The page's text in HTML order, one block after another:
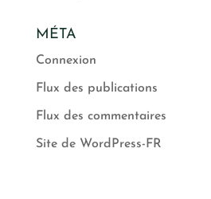
MÉTA
Connexion
Flux des publications
Flux des commentaires
Site de WordPress-FR